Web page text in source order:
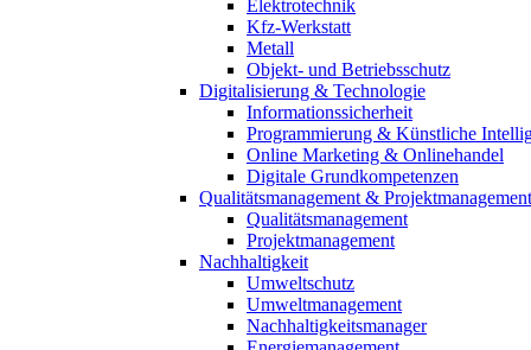
Elektrotechnik
Kfz-Werkstatt
Metall
Objekt- und Betriebsschutz
Digitalisierung & Technologie
Informationssicherheit
Programmierung & Künstliche
Online Marketing & Onlinehandel
Digitale Grundkompetenzen
Qualitätsmanagement & Projektmanagement
Qualitätsmanagement
Projektmanagement
Nachhaltigkeit
Umweltschutz
Umweltmanagement
Nachhaltigkeitsmanager